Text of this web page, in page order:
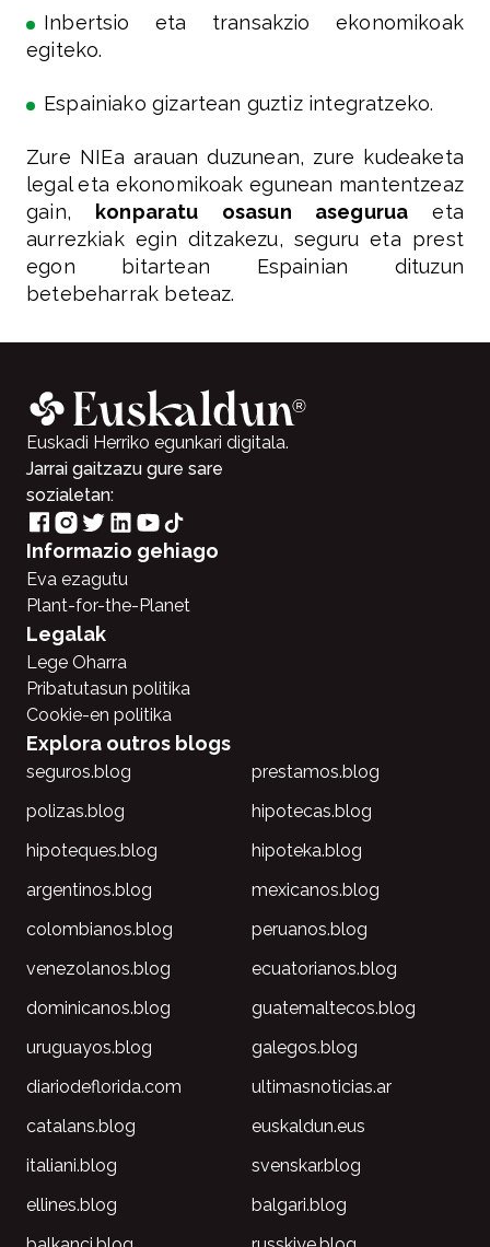
Inbertsio eta transakzio ekonomikoak
egiteko.
Espainiako gizartean guztiz integratzeko.
Zure NIEa arauan duzunean, zure kudeaketa
legal eta ekonomikoak egunean mantentzeaz
gain,
konparatu osasun asegurua eta
aurrezkiak egin ditzakezu, seguru eta prest
egon bitartean Espainian dituzun
betebeharrak beteaz.
Euskadi Herriko egunkari digitala.
Jarrai gaitzazu gure sare
sozialetan:
Informazio gehiago
Eva ezagutu
Plant-for-the-Planet
Legalak
Lege Oharra
Pribatutasun politika
Cookie-en politika
Explora outros blogs
seguros.blog
prestamos.blog
polizas.blog
hipotecas.blog
hipoteques.blog
hipoteka.blog
argentinos.blog
mexicanos.blog
colombianos.blog
peruanos.blog
venezolanos.blog
ecuatorianos.blog
dominicanos.blog
guatemaltecos.blog
uruguayos.blog
galegos.blog
diariodeflorida.com
ultimasnoticias.ar
catalans.blog
euskaldun.eus
italiani.blog
svenskar.blog
ellines.blog
balgari.blog